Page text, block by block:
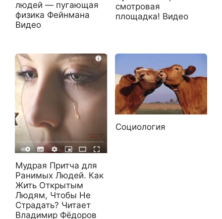
людей — пугающая
физика Фейнмана
Видео
смотровая
площадка! Видео
Мудрая Притча для
Ранимых Людей. Как
Жить Открытым
Людям, Чтобы Не
Страдать? Читает
Владимир Фёдоров
Социология